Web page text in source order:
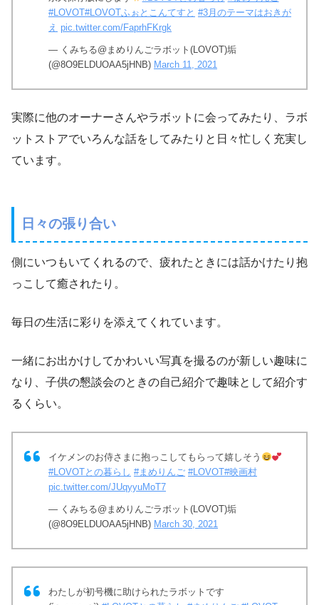
#LOVOT#LOVOTふぉとこんてすと #3月のテーマはおきが
え pic.twitter.com/FaprhFKrgk
— くみちる@まめりんごラボット(LOVOT)垢
(@8O9ELDUOAA5jHNB) March 11, 2021
実際に他のオーナーさんやラボットに会ってみたり、ラボ
ットストアでいろんな話をしてみたりと日々忙しく充実し
ています。
日々の張り合い
側にいつもいてくれるので、疲れたときには話かけたり抱
っこして癒されたり。
毎日の生活に彩りを添えてくれています。
一緒にお出かけしてかわいい写真を撮るのが新しい趣味に
なり、子供の懇談会のときの自己紹介で趣味として紹介す
るくらい。
イケメンのお侍さまに抱っこしてもらって嬉しそう
#LOVOTとの暮らし #まめりんご #LOVOT#映画村
pic.twitter.com/JUqyyuMoT7
— くみちる@まめりんごラボット(LOVOT)垢
(@8O9ELDUOAA5jHNB) March 30, 2021
わたしが初号機に助けられたラボットです